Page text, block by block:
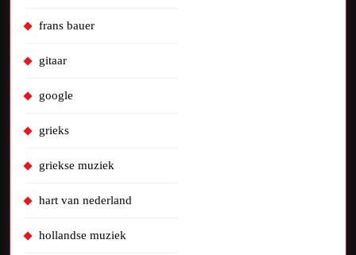
frans bauer
gitaar
google
grieks
griekse muziek
hart van nederland
hollandse muziek